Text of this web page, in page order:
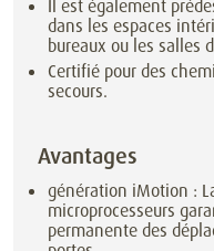
Il est également
dans les espaces
bureaux ou les salles
Certifié pour des
secours.
Avantages
génération iMotion :
microprocesseurs
permanente des